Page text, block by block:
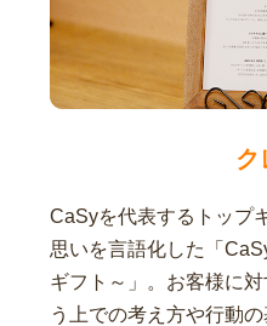
ク
CaSyを代表するトップ
思いを言語化した「
ギフト～」。お客様に
う上での考え方や行動